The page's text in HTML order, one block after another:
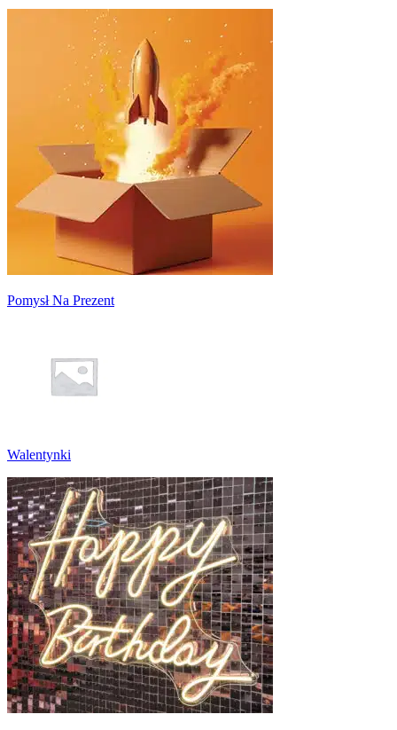
Pomysł Na Prezent
Walentynki